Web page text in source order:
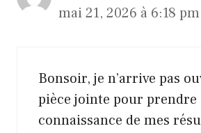
mai 21, 2026 à 6:18 pm
Bonsoir, je n’arrive pas
pièce jointe pour prendre
connaissance de mes